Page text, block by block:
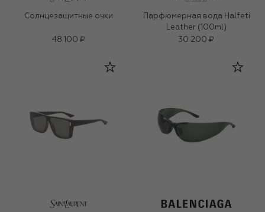
Солнцезащитные очки
48 100 ₽
Парфюмерная вода Halfeti
Leather (100ml)
30 200 ₽